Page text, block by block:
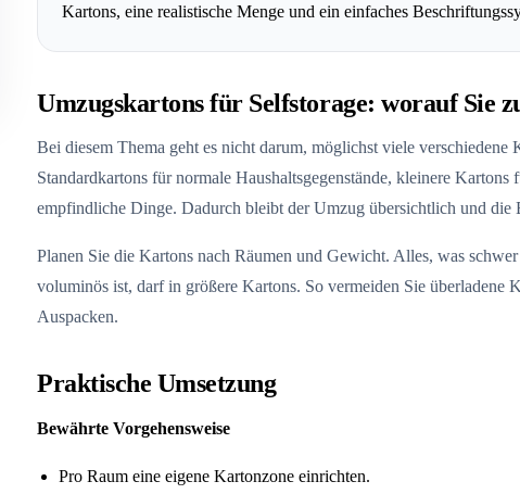
Kartons, eine realistische Menge und ein einfaches
Umzugskartons für Selfstorage: worauf Sie
Bei diesem Thema geht es nicht darum, möglichst viele
Standardkartons für normale Haushaltsgegenstände, kleinere
empfindliche Dinge. Dadurch bleibt der Umzug übersichtlich und die
Planen Sie die Kartons nach Räumen und Gewicht. Alles, was
voluminös ist, darf in größere Kartons. So vermeiden Sie überladene
Auspacken.
Praktische Umsetzung
Bewährte Vorgehensweise
Pro Raum eine eigene Kartonzone einrichten.